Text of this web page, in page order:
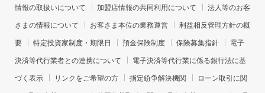
情報の取扱いについて 加盟店情報の共同利用について 法人等のお客
さまの情報について お客さま本位の業務運営 利益相反管理方針の概
要 特定投資家制度・期限日 預金保険制度 保険募集指針 電子
決済等代行業者との連携について 電子決済等代行業に係る銀行法に基
づく表示 リンクをご希望の方 指定紛争解決機関 ローン取引に関